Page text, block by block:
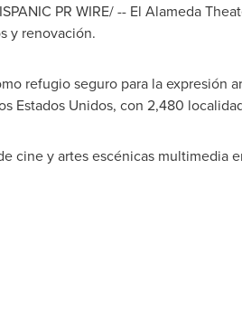
PR WIRE/ -- El Alameda
y renovación.
refugio seguro para la expresión
Estados Unidos, con 2,480
cine y artes escénicas multimedia